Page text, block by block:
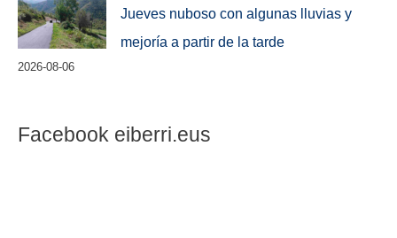
Jueves nuboso con algunas lluvias y
mejoría a partir de la tarde
2026-08-06
Facebook eiberri.eus